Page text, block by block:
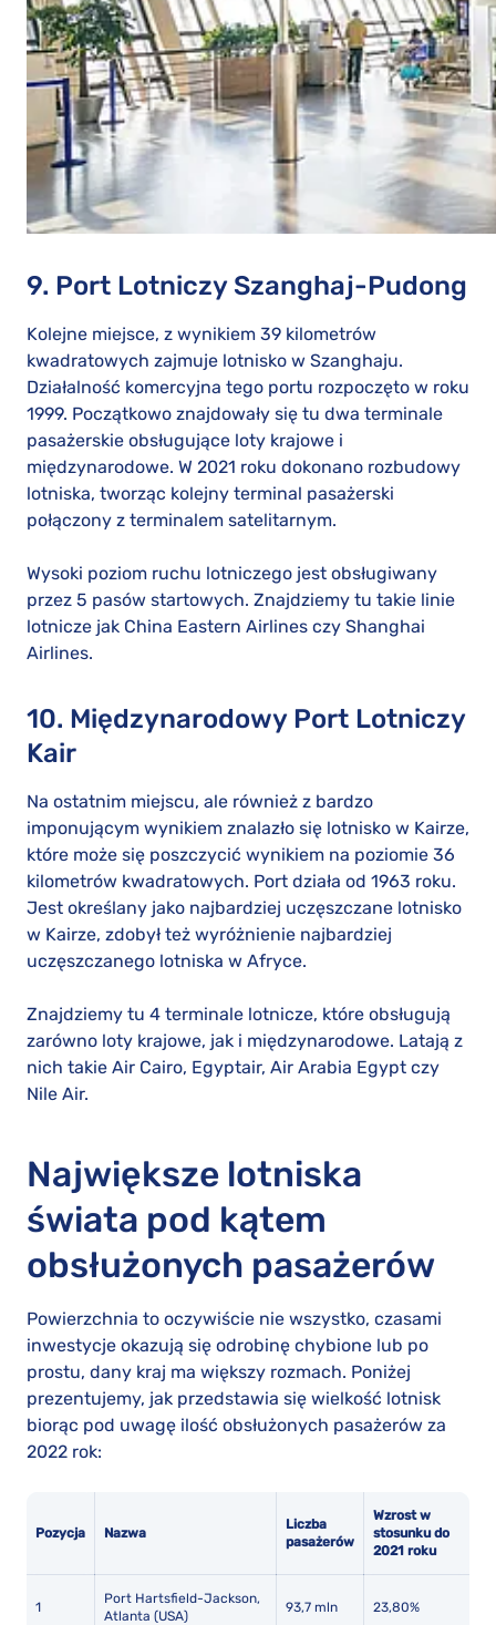
9. Port Lotniczy Szanghaj-Pudong
Kolejne miejsce, z wynikiem 39 kilometrów
kwadratowych zajmuje lotnisko w Szanghaju.
Działalność komercyjna tego portu rozpoczęto w roku
1999. Początkowo znajdowały się tu dwa terminale
pasażerskie obsługujące loty krajowe i
międzynarodowe. W 2021 roku dokonano rozbudowy
lotniska, tworząc kolejny terminal pasażerski
połączony z terminalem satelitarnym.
Wysoki poziom ruchu lotniczego jest obsługiwany
przez 5 pasów startowych. Znajdziemy tu takie linie
lotnicze jak China Eastern Airlines czy Shanghai
Airlines.
10. Międzynarodowy Port Lotniczy
Kair
Na ostatnim miejscu, ale również z bardzo
imponującym wynikiem znalazło się lotnisko w Kairze,
które może się poszczycić wynikiem na poziomie 36
kilometrów kwadratowych. Port działa od 1963 roku.
Jest określany jako najbardziej uczęszczane lotnisko
w Kairze, zdobył też wyróżnienie najbardziej
uczęszczanego lotniska w Afryce.
Znajdziemy tu 4 terminale lotnicze, które obsługują
zarówno loty krajowe, jak i międzynarodowe. Latają z
nich takie Air Cairo, Egyptair, Air Arabia Egypt czy
Nile Air.
Największe lotniska
świata pod kątem
obsłużonych pasażerów
Powierzchnia to oczywiście nie wszystko, czasami
inwestycje okazują się odrobinę chybione lub po
prostu, dany kraj ma większy rozmach. Poniżej
prezentujemy, jak przedstawia się wielkość lotnisk
biorąc pod uwagę ilość obsłużonych pasażerów za
2022 rok:
Pozycja Nazwa
Liczba
pasażerów
Wzrost w
stosunku do
2021 roku
1
Port Hartsfield-Jackson,
Atlanta (USA)
93,7 mln 23,80%